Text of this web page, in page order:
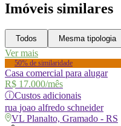
Imóveis similares
Todos Mesma tipologia
Ver mais
50% de similaridade
Casa comercial para alugar
R$ 17.000/mês
ⓘCustos adicionais
rua joao alfredo schneider
VL Planalto, Gramado - RS